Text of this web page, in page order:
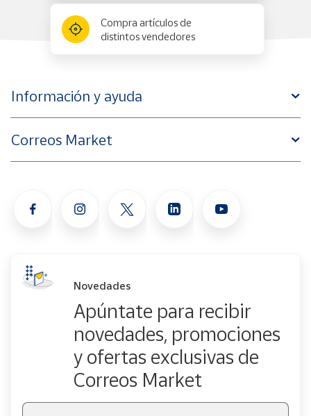
Compra artículos de
distintos vendedores
Información y ayuda
Correos Market
Novedades
Apúntate para recibir
novedades, promociones
y ofertas exclusivas de
Correos Market